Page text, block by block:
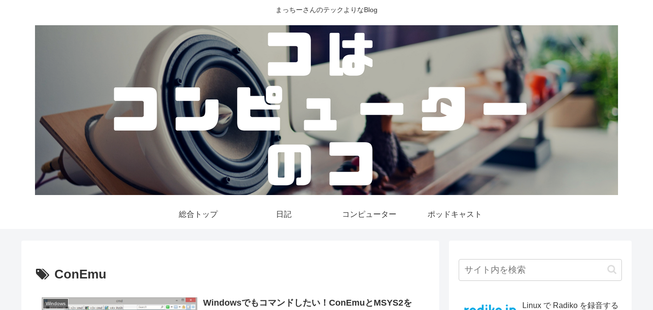
まっちーさんのテックよりなBlog
総合トップ 日記 コンピューター ポッドキャスト
ConEmu
Windows
Windowsでもコマンドしたい！ConEmuとMSYS2を
Linux で Radiko を録音する